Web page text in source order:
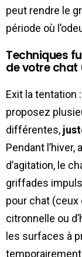
peut rendre le
période où
Techniques
de votre
Exit la tentation
proposez
différentes,
Pendant l’hiver,
d’agitation, le
griffades
pour chat (ceux
citronnelle ou
les surfaces à